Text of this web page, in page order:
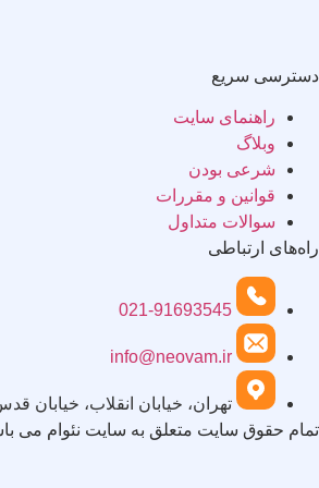
دسترسی سریع
راهنمای سایت
وبلاگ
شرعی بودن
قوانین و مقررات
سوالات متداول
راه‌های ارتباطی
021-91693545
info@neovam.ir
تهران، خیابان انقلاب، خیابان قدس،
تمام حقوق سایت متعلق به سایت نئوام می